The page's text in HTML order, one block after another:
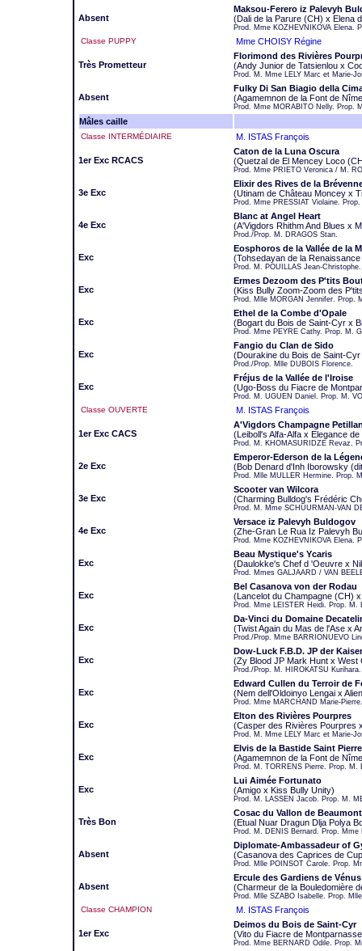
Absent
Maksou-Ferero iz Palevyh
(Dali de la Parure (CH) x Elena
Prod. Mme KOZHEVNIKOVA Elena.
Classe PUPPY Mme CHOISY Régine
Très Prometteur
Florimond des Rivières
(Andy Junior de Tatsienlou x
Prod. M. Mme LELY Marc et Marie-
Absent
Fulky Di San Biagio della
(Agamemnon de la Font de
Prod. Mme MORABITO Nelly. Prop.
Mâles caille
Classe INTERMÉDIAIRE M. ISTAS François
1er Exc RCACS
Caton de la Luna Oscura
(Quetzal de El Mencey Loco
Prod. Mme PRIETO Veronica / M.
3e Exc
Elixir des Rives de la
(Utinam de Château Moncey x
Prod. Mme PRESSIAT Violaine.
4e Exc
Blanc at Angel Heart
(A'Vigdors Rhithm And Blues x
Prod./Prop. M. DRAGOS Stan.
Exc
Eosphoros de la Vallée de la
(Tohsedayan de la
Prod. M. POUILLAS Jean-
Exc
Ermes Dezoom des P'tits
(Kiss Bully Zoom-Zoom des
Prod. Mlle MORGAN Jennifer. Prop.
Exc
Ethel de la Combe d'Opale
(Bogart du Bois de Saint-Cyr x
Prod. Mme PEYRE Cathy. Prop. M.
Exc
Fangio du Clan de Sido
(Dourakine du Bois de Saint-
Prod./Prop. Mlle DUBOIS Florence.
Exc
Fréjus de la Vallée de l'Iroise
(Ugo-Boss du Fiacre de
Prod. M. UGUEN Daniel. Prop. M.
Classe OUVERTE M. ISTAS François
1er Exc CACS
A'Vigdors Champagne
(Leiboll's Alfa-Alfa x Elegance
Prod. M. KHOMASURIDZE Revaz.
2e Exc
Emperor-Ederson de la
(Bob Denard d'Inh Iborowsky
Prod. Mlle MULLER Hermine. Prop.
3e Exc
Scooter van Wilcora
(Charming Bulldog's Frédéric
Prod. M. Mme SCHUURMAN-VAN
4e Exc
Versace iz Palevyh Buldogov
(Zhe-Gran Le Rua Iz Palevyh
Prod. Mme KOZHEVNIKOVA Elena.
Exc
Beau Mystique's Ycaris
(Daulokke's Chef d 'Oeuvre x
Prod. Mmes GALJAARD / VAN
Exc
Bel Casanova von der Rodau
(Lancelot du Champagne (CH)
Prod. Mme LEISTER Heidi. Prop. M.
Exc
Da-Vinci du Domaine
(Twist Again du Mas de l'Ase x
Prod./Prop. Mme BARRIONUEVO
Exc
Dow-Luck F.B.D. JP der Kaiser
(Zy Blood JP Mark Hunt x West
Prod./Prop. M. HIROKATSU Kurihara.
Exc
Edward Cullen du Terroir de
(Nem dell'Oldoinyo Lengai x
Prod. Mme MARCHAND Marie-
Exc
Elton des Rivières Pourpres
(Casper des Rivières Pourpres
Prod. M. Mme LELY Marc et Marie-
Exc
Elvis de la Bastide Saint Pierre
(Agamemnon de la Font de
Prod. M. TORRENS Pierre. Prop. M.
Exc
Lui Aimée Fortunato
(Amigo x Kiss Bully Unity)
Prod. M. LASSEN Jacob. Prop. M.
Très Bon
Cosac du Vallon de Beaumont
(Etual Nuar Dragun Dlja Polya
Prod. M. DENIS Bernard. Prop. Mme
Absent
Diplomate-Ambassadeur of
(Casanova des Caprices de
Prod. Mlle POINSOT Carole. Prop.
Absent
Ercule des Gardiens de Vénus
(Charmeur de la Bouledomière
Prod. Mlle SZABO Isabelle. Prop.
Classe CHAMPION M. ISTAS François
1er Exc
Deimos du Bois de Saint-Cyr
(Vito du Fiacre de
Prod. Mme BERNARD Odile. Prop.